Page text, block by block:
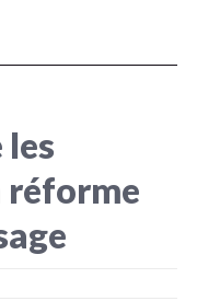
les
réforme